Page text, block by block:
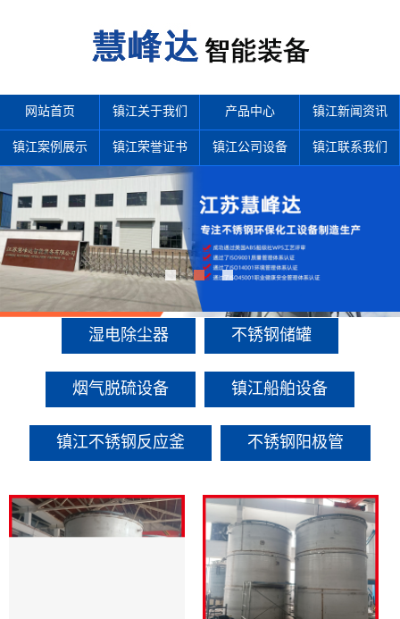
网站首页 镇江关于我们 产品中心 镇江新闻资讯
镇江案例展示 镇江荣誉证书 镇江公司设备 镇江联系我们
产品中心
多年来诚信服务每一位客户，以至诚用心，缔造优良品质。
湿电除尘器 不锈钢储罐
烟气脱硫设备 镇江船舶设备
镇江不锈钢反应釜 不锈钢阳极管